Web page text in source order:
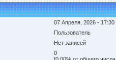
07 Апреля, 2026 - 17:30
Пользователь
Нет записей
0